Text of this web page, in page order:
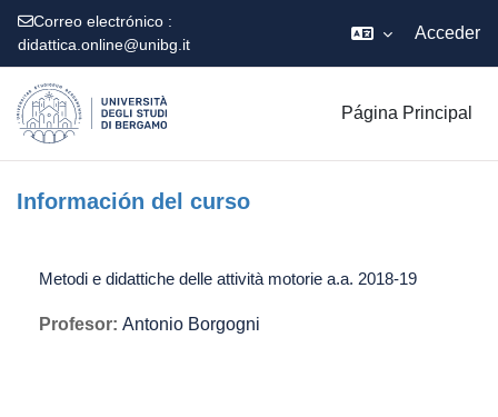
Correo electrónico :
didattica.online@unibg.it
Acceder
Página Principal
Información del curso
Metodi e didattiche delle attività motorie a.a. 2018-19
Profesor: Antonio Borgogni